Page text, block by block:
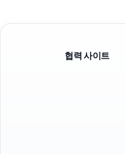
협력 사이트